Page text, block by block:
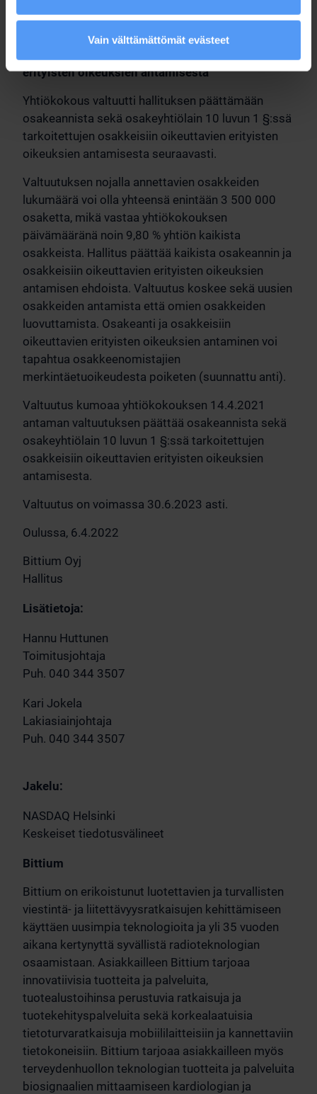
Vain välttämättömät evästeet
Hallituksen valtuuttaminen päättämään
erityisten oikeuksien antamisesta
Yhtiökokous valtuutti hallituksen päättämään
osakeannista sekä osakeyhtiölain 10 luvun 1 §:ssä
tarkoitettujen osakkeisiin oikeuttavien erityisten
oikeuksien antamisesta seuraavasti.
Valtuutuksen nojalla annettavien osakkeiden
lukumäärä voi olla yhteensä enintään 3 500 000
osaketta, mikä vastaa yhtiökokouksen
päivämääränä noin 9,80 % yhtiön kaikista
osakkeista. Hallitus päättää kaikista osakeannin ja
osakkeisiin oikeuttavien erityisten oikeuksien
antamisen ehdoista. Valtuutus koskee sekä uusien
osakkeiden antamista että omien osakkeiden
luovuttamista. Osakeanti ja osakkeisiin
oikeuttavien erityisten oikeuksien antaminen voi
tapahtua osakkeenomistajien
merkintäetuoikeudesta poiketen (suunnattu anti).
Valtuutus kumoaa yhtiökokouksen 14.4.2021
antaman valtuutuksen päättää osakeannista sekä
osakeyhtiölain 10 luvun 1 §:ssä tarkoitettujen
osakkeisiin oikeuttavien erityisten oikeuksien
antamisesta.
Valtuutus on voimassa 30.6.2023 asti.
Oulussa, 6.4.2022
Bittium Oyj
Hallitus
Lisätietoja:
Hannu Huttunen
Toimitusjohtaja
Puh. 040 344 3507
Kari Jokela
Lakiasiainjohtaja
Puh. 040 344 3507
Jakelu:
NASDAQ Helsinki
Keskeiset tiedotusvälineet
Bittium
Bittium on erikoistunut luotettavien ja turvallisten
viestintä- ja liitettävyysratkaisujen kehittämiseen
käyttäen uusimpia teknologioita ja yli 35 vuoden
aikana kertynyttä syvällistä radioteknologian
osaamistaan. Asiakkailleen Bittium tarjoaa
innovatiivisia tuotteita ja palveluita,
tuotealustoihinsa perustuvia ratkaisuja ja
tuotekehityspalveluita sekä korkealaatuisia
tietoturvaratkaisuja mobiililaitteisiin ja kannettaviin
tietokoneisiin. Bittium tarjoaa asiakkailleen myös
terveydenhuollon teknologian tuotteita ja palveluita
biosignaalien mittaamiseen kardiologian ja